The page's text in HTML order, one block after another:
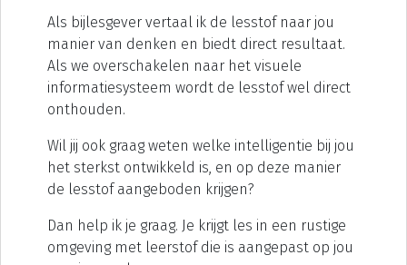
Als bijlesgever vertaal ik de lesstof naar jou
manier van denken en biedt direct resultaat.
Als we overschakelen naar het visuele
informatiesysteem wordt de lesstof wel direct
onthouden.
Wil jij ook graag weten welke intelligentie bij jou
het sterkst ontwikkeld is, en op deze manier
de lesstof aangeboden krijgen?
Dan help ik je graag. Je krijgt les in een rustige
omgeving met leerstof die is aangepast op jou